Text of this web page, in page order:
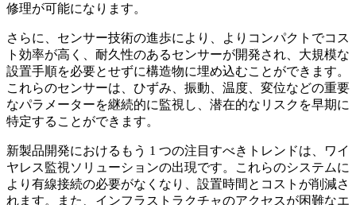
修理が可能になります。
さらに、センサー技術の進歩により、よりコンパクトでコス
ト効率が高く、耐久性のあるセンサーが開発され、大規模な
設置手順を必要とせずに構造物に埋め込むことができます。
これらのセンサーは、ひずみ、振動、温度、変位などの重要
なパラメーターを継続的に監視し、潜在的なリスクを早期に
特定することができます。
新製品開発におけるもう 1 つの注目すべきトレンドは、ワイ
ヤレス監視ソリューションの出現です。これらのシステムに
より有線接続の必要がなくなり、設置時間とコストが削減さ
れます。また、インフラストラクチャのアクセスが困難なエ